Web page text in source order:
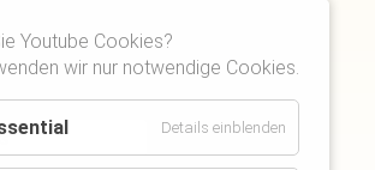
Audiobook & monatliche Inspirationen via
Youtube Cookies?
wir nur notwendige Cookies.
Details einblenden